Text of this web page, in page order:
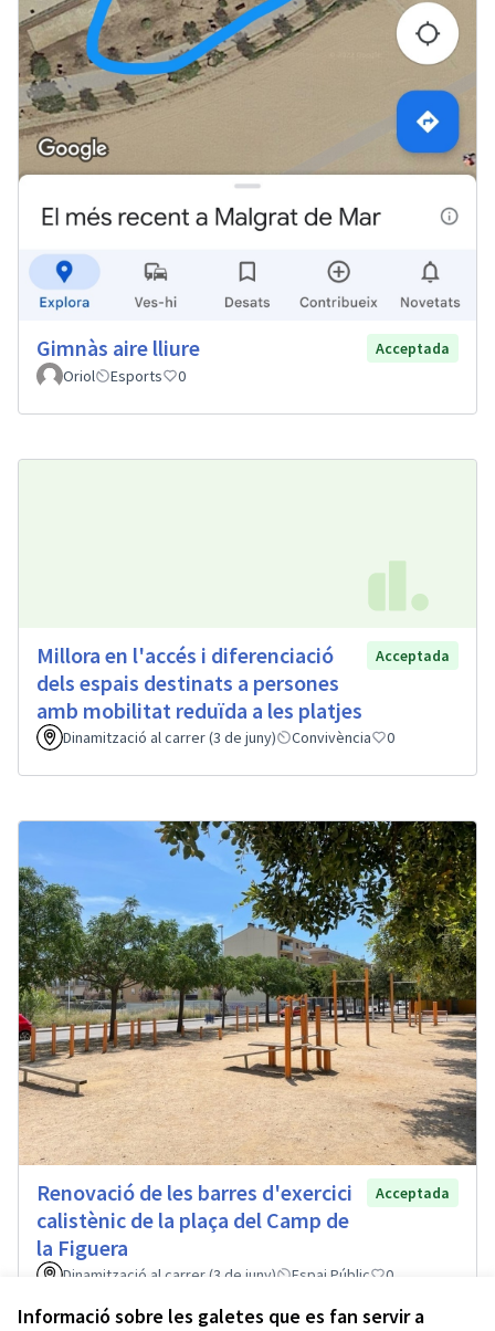
Informació sobre les galetes que es fan servir a
Gimnàs aire lliure
Acceptada
Oriol
Esports 0
Millora en l'accés i diferenciació
dels espais destinats a persones
amb mobilitat reduïda a les platjes
Acceptada
Dinamització al carrer (3 de juny) Convivència 0
Renovació de les barres d'exercici
calistènic de la plaça del Camp de
la Figuera
Acceptada
Dinamització al carrer (3 de juny) Espai Públic 0